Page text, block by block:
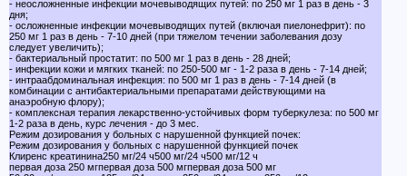
- неосложненные инфекции мочевыводящих путей: по 250 мг 1 раз в день - 3
дня;
- осложненные инфекции мочевыводящих путей (включая пиелонефрит): по
250 мг 1 раз в день - 7-10 дней (при тяжелом течении заболевания дозу
следует увеличить);
- бактериальный простатит: по 500 мг 1 раз в день - 28 дней;
- инфекции кожи и мягких тканей: по 250-500 мг - 1-2 раза в день - 7-14 дней;
- интраабдоминальная инфекция: по 500 мг 1 раз в день - 7-14 дней (в
комбинации с антибактериальными препаратами действующими на
анаэробную флору);
- комплексная терапия лекарственно-устойчивых форм туберкулеза: по 500 мг
1-2 раза в день, курс лечения - до 3 мес.
Режим дозирования у больных с нарушенной функцией почек:
Режим дозирования у больных с нарушенной функцией почек
Клиренс креатинина250 мг/24 ч500 мг/24 ч500 мг/12 ч
первая доза 250 мгпервая доза 500 мгпервая доза 500 мг